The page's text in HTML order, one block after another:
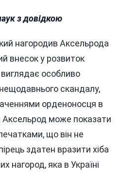
з довідкою
нагородив Аксельрода
внесок у розвиток
виглядає особливо
скандалу,
орденоносця в
Аксельрод може показати
що він не
здатен вразити хіба
нагород, яка в Україні